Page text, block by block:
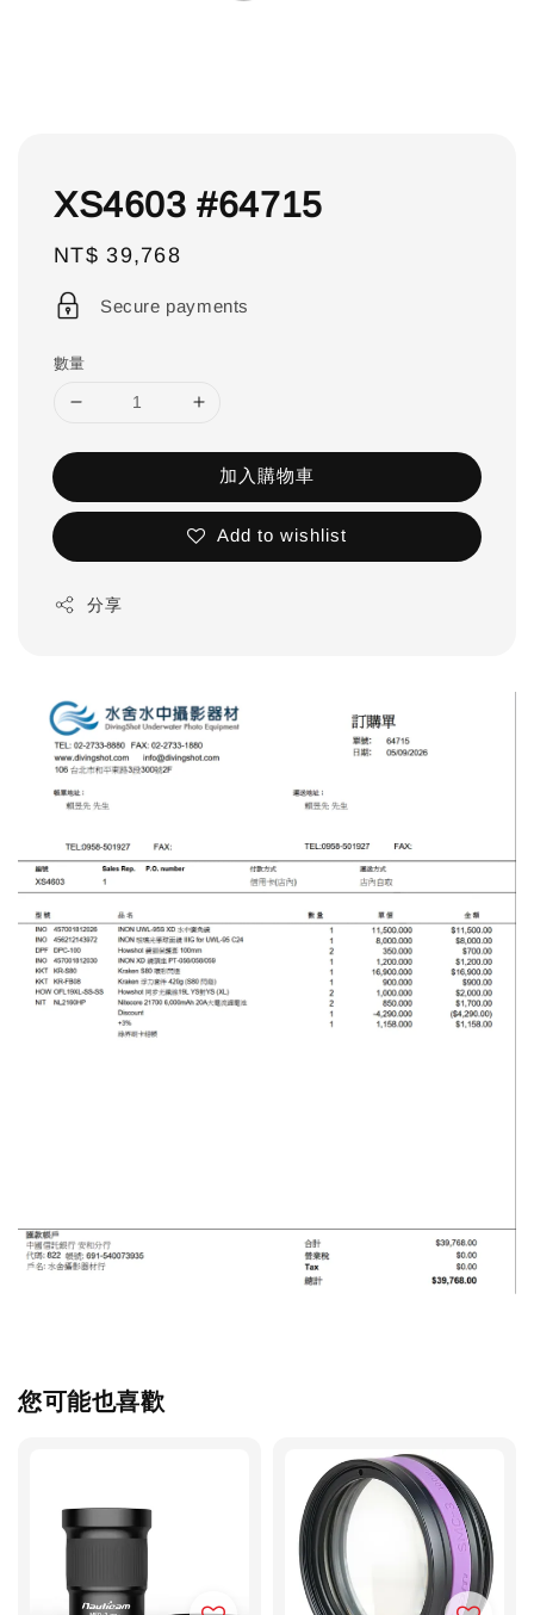
XS4603 #64715
Regular
price
NT$ 39,768
Secure payments
數量
加入購物車
Add to wishlist
分享
您可能也喜歡